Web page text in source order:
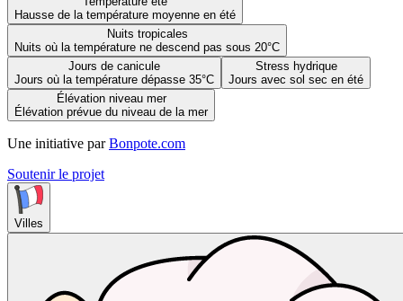
Hausse de la température moyenne en été
Nuits tropicales
Nuits où la température ne descend pas sous 20°C
Jours de canicule
Jours où la température dépasse 35°C
Stress hydrique
Jours avec sol sec en été
Élévation niveau mer
Élévation prévue du niveau de la mer
Une initiative par Bonpote.com
Soutenir le projet
Villes